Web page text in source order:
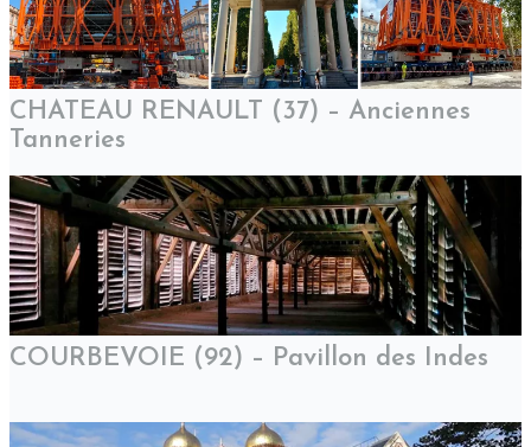
CHATEAU RENAULT (37) – Anciennes
Tanneries
COURBEVOIE (92) – Pavillon des Indes